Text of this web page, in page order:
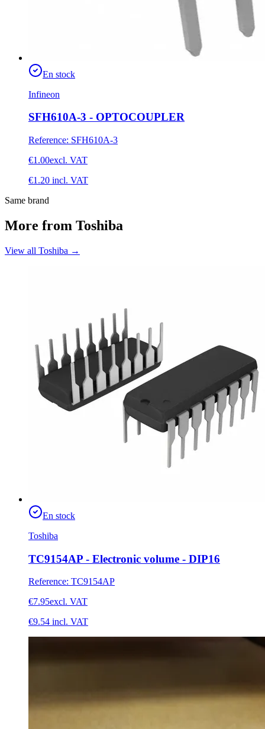
En stock
Infineon
SFH610A-3 - OPTOCOUPLER
Reference: SFH610A-3
€1.00excl. VAT
€1.20 incl. VAT
Same brand
More from Toshiba
View all Toshiba →
En stock
Toshiba
TC9154AP - Electronic volume - DIP16
Reference: TC9154AP
€7.95excl. VAT
€9.54 incl. VAT